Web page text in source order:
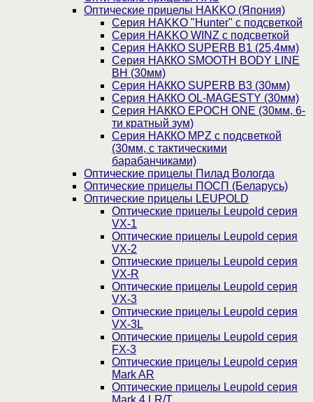
Оптические прицелы HAKKO (Япония)
Cерия HAKKO "Hunter" с подсветкой
Серия НAKKO WINZ с подсветкой
Серия НАККО SUPERB B1 (25,4мм)
Серия НАККО SMOOTH BODY LINE
BH (30мм)
Серия НАККО SUPERB B3 (30мм)
Серия НАККО OL-MAGESTY (30мм)
Серия НАККО EPOCH ONE (30мм, 6-
ти кратный зум)
Серия НАККО MPZ с подсветкой
(30мм, c тактическими
барабанчиками)
Оптические прицелы Пилад Вологда
Оптические прицелы ПОСП (Беларусь)
Оптические прицелы LEUPOLD
Оптические прицелы Leupold серия
VX-1
Оптические прицелы Leupold серия
VX-2
Оптические прицелы Leupold серия
VX-R
Оптические прицелы Leupold серия
VX-3
Оптические прицелы Leupold серия
VX-3L
Оптические прицелы Leupold серия
FX-3
Оптические прицелы Leupold серия
Mark AR
Оптические прицелы Leupold серия